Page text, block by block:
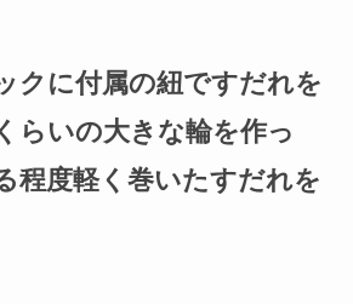
クに付属の紐ですだれを
らいの大きな輪を作っ
程度軽く巻いたすだれを